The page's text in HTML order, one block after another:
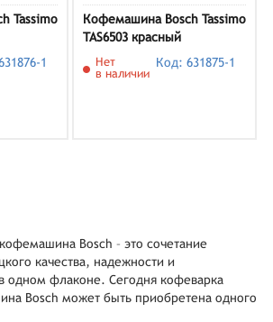
Tassimo
1
Кофемашина Bosch Tassimo
TAS6503 красный
Нет
в наличии
Код: 631875-1
Bosch – это сочетание
качества, надежности и
одном флаконе. Сегодня кофеварка
Bosch может быть приобретена одного